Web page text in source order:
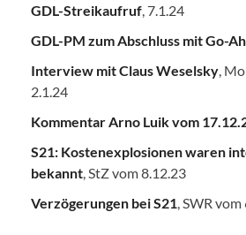
GDL-Streikaufruf , 7.1.24
GDL-PM zum Abschluss mit Go-
Interview mit Claus Weselsky ,
2.1.24
Kommentar Arno Luik vom
S21: Kostenexplosionen waren
bekannt , StZ vom 8.12.23
Verzögerungen bei S21 , SWR